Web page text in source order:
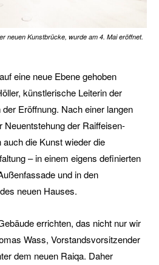
neuen Kunstbrücke, wurde am 4. Mai eröffnet.
eine neue Ebene gehoben
künstlerische Leiterin der
Eröffnung. Nach einer langen
der Raiffeisen-
die Kunst wieder die
– in einem eigens definierten
und in den
neuen Hauses.
errichten, das nicht nur wir
Wass, Vorstandsvorsitzender
dem neuen Raiqa. Daher